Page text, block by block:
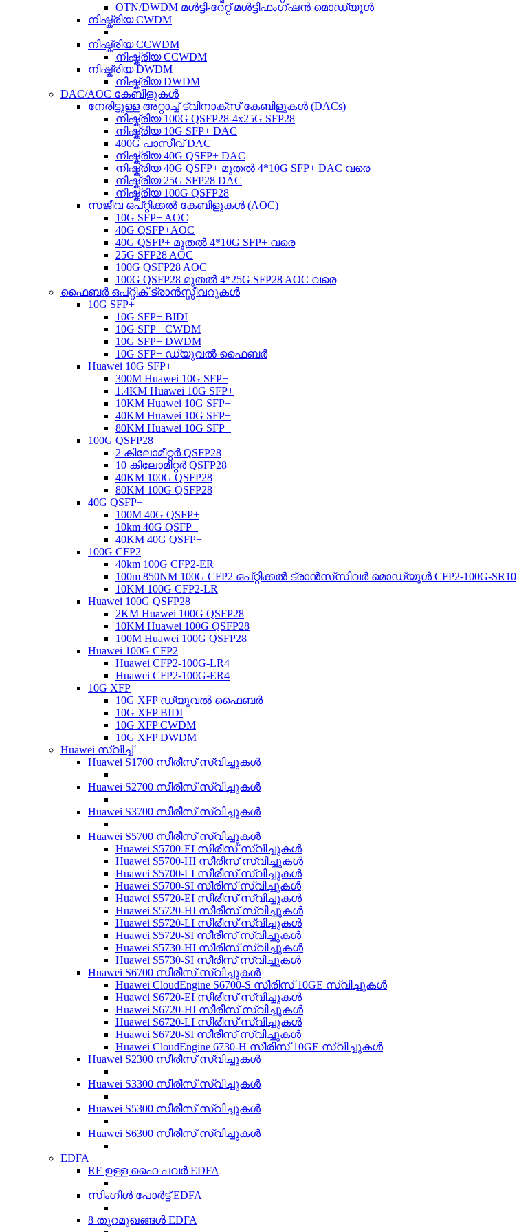
OTN/DWDM മൾട്ടി-റേറ്റ് മൾട്ടിഫംഗ്ഷൻ മൊഡ്യൂൾ
നിഷ്ക്രിയ CWDM
നിഷ്ക്രിയ CCWDM
നിഷ്ക്രിയ CCWDM
നിഷ്ക്രിയ DWDM
നിഷ്ക്രിയ DWDM
DAC/AOC കേബിളുകൾ
നേരിട്ടുള്ള അറ്റാച്ച് ട്വിനാക്സ് കേബിളുകൾ (DACs)
നിഷ്ക്രിയ 100G QSFP28-4x25G SFP28
നിഷ്ക്രിയ 10G SFP+ DAC
400G പാസീവ് DAC
നിഷ്ക്രിയ 40G QSFP+ DAC
നിഷ്ക്രിയ 40G QSFP+ മുതൽ 4*10G SFP+ DAC വരെ
നിഷ്ക്രിയ 25G SFP28 DAC
നിഷ്ക്രിയ 100G QSFP28
സജീവ ഒപ്റ്റിക്കൽ കേബിളുകൾ (AOC)
10G SFP+ AOC
40G QSFP+AOC
40G QSFP+ മുതൽ 4*10G SFP+ വരെ
25G SFP28 AOC
100G QSFP28 AOC
100G QSFP28 മുതൽ 4*25G SFP28 AOC വരെ
ഫൈബർ ഒപ്റ്റിക് ട്രാൻസ്സീവറുകൾ
10G SFP+
10G SFP+ BIDI
10G SFP+ CWDM
10G SFP+ DWDM
10G SFP+ ഡ്യുവൽ ഫൈബർ
Huawei 10G SFP+
300M Huawei 10G SFP+
1.4KM Huawei 10G SFP+
10KM Huawei 10G SFP+
40KM Huawei 10G SFP+
80KM Huawei 10G SFP+
100G QSFP28
2 കിലോമീറ്റർ QSFP28
10 കിലോമീറ്റർ QSFP28
40KM 100G QSFP28
80KM 100G QSFP28
40G QSFP+
100M 40G QSFP+
10km 40G QSFP+
40KM 40G QSFP+
100G CFP2
40km 100G CFP2-ER
100m 850NM 100G CFP2 ഒപ്റ്റിക്കൽ ട്രാൻസ്‌സിവർ മൊഡ്യൂൾ CFP2-100G-SR10
10KM 100G CFP2-LR
Huawei 100G QSFP28
2KM Huawei 100G QSFP28
10KM Huawei 100G QSFP28
100M Huawei 100G QSFP28
Huawei 100G CFP2
Huawei CFP2-100G-LR4
Huawei CFP2-100G-ER4
10G XFP
10G XFP ഡ്യുവൽ ഫൈബർ
10G XFP BIDI
10G XFP CWDM
10G XFP DWDM
Huawei സ്വിച്ച്
Huawei S1700 സീരീസ് സ്വിച്ചുകൾ
Huawei S2700 സീരീസ് സ്വിച്ചുകൾ
Huawei S3700 സീരീസ് സ്വിച്ചുകൾ
Huawei S5700 സീരീസ് സ്വിച്ചുകൾ
Huawei S5700-EI സീരീസ് സ്വിച്ചുകൾ
Huawei S5700-HI സീരീസ് സ്വിച്ചുകൾ
Huawei S5700-LI സീരീസ് സ്വിച്ചുകൾ
Huawei S5700-SI സീരീസ് സ്വിച്ചുകൾ
Huawei S5720-EI സീരീസ് സ്വിച്ചുകൾ
Huawei S5720-HI സീരീസ് സ്വിച്ചുകൾ
Huawei S5720-LI സീരീസ് സ്വിച്ചുകൾ
Huawei S5720-SI സീരീസ് സ്വിച്ചുകൾ
Huawei S5730-HI സീരീസ് സ്വിച്ചുകൾ
Huawei S5730-SI സീരീസ് സ്വിച്ചുകൾ
Huawei S6700 സീരീസ് സ്വിച്ചുകൾ
Huawei CloudEngine S6700-S സീരീസ് 10GE സ്വിച്ചുകൾ
Huawei S6720-EI സീരീസ് സ്വിച്ചുകൾ
Huawei S6720-HI സീരീസ് സ്വിച്ചുകൾ
Huawei S6720-LI സീരീസ് സ്വിച്ചുകൾ
Huawei S6720-SI സീരീസ് സ്വിച്ചുകൾ
Huawei CloudEngine 6730-H സീരീസ് 10GE സ്വിച്ചുകൾ
Huawei S2300 സീരീസ് സ്വിച്ചുകൾ
Huawei S3300 സീരീസ് സ്വിച്ചുകൾ
Huawei S5300 സീരീസ് സ്വിച്ചുകൾ
Huawei S6300 സീരീസ് സ്വിച്ചുകൾ
EDFA
RF ഉള്ള ഹൈ പവർ EDFA
സിംഗിൾ പോർട്ട് EDFA
8 തുറമുഖങ്ങൾ EDFA